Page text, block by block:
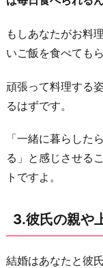
結
婚
話
を
す
る
お
り
に
もしあなたがお料
いご飯を食べても
頑張って料理する
るはずです。
「一緒に暮らした
る」と感じさせる
トですよ。
3.彼氏の親や
結婚はあなたと彼